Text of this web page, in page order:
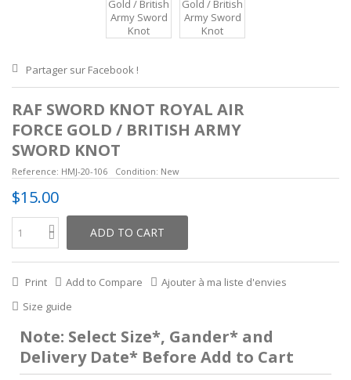
Partager sur Facebook !
RAF SWORD KNOT ROYAL AIR
FORCE GOLD / BRITISH ARMY
SWORD KNOT
Reference: HMJ-20-106 Condition: New
$15.00
ADD TO CART
Print Add to Compare
Ajouter à ma liste d'envies
Size guide
Note: Select Size*, Gander* and
Delivery Date* Before Add to Cart